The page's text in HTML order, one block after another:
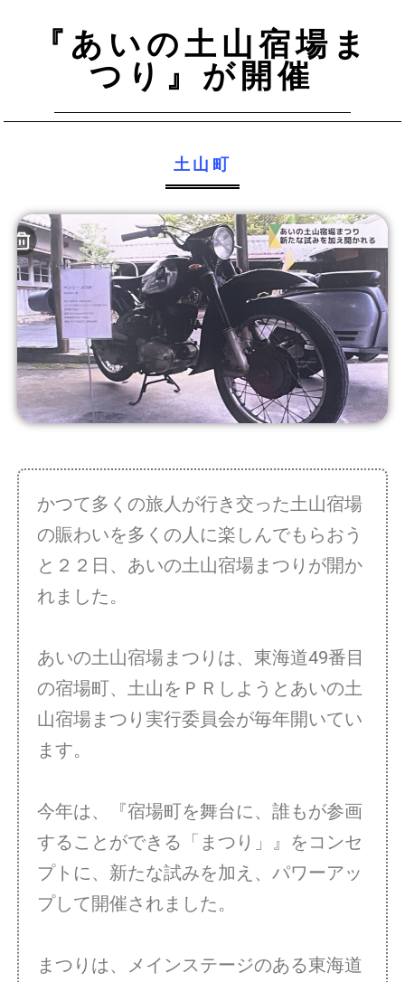
『あいの土山宿場ま
つり』が開催
土山町
かつて多くの旅人が行き交った土山宿場
の賑わいを多くの人に楽しんでもらおう
と２２日、あいの土山宿場まつりが開か
れました。
あいの土山宿場まつりは、東海道49番目
の宿場町、土山をＰＲしようとあいの土
山宿場まつり実行委員会が毎年開いてい
ます。
今年は、『宿場町を舞台に、誰もが参画
することができる「まつり」』をコンセ
プトに、新たな試みを加え、パワーアッ
プして開催されました。
まつりは、メインステージのある東海道